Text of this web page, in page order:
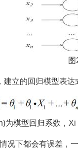
立的回归模型表达
模型回归系数，Xi
下都会有误差，一